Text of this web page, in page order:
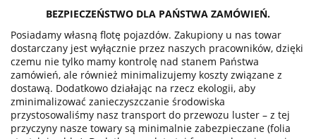
BEZPIECZEŃSTWO DLA PAŃSTWA ZAMÓWIEŃ.
Posiadamy własną flotę pojazdów. Zakupiony u nas towar
dostarczany jest wyłącznie przez naszych pracowników, dzięki
czemu nie tylko mamy kontrolę nad stanem Państwa
zamówień, ale również minimalizujemy koszty związane z
dostawą. Dodatkowo działając na rzecz ekologii, aby
zminimalizować zanieczyszczanie środowiska
przystosowaliśmy nasz transport do przewozu luster – z tej
przyczyny nasze towary są minimalnie zabezpieczane (folia